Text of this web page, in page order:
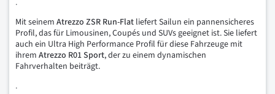
Mit seinem Atrezzo ZSR Run-Flat liefert Sailun ein pannensicheres
Profil, das für Limousinen, Coupés und SUVs geeignet ist. Sie liefert
auch ein Ultra High Performance Profil für diese Fahrzeuge mit
ihrem Atrezzo R01 Sport, der zu einem dynamischen
Fahrverhalten beiträgt.
.